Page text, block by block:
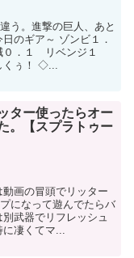
う。進撃の巨人、あと
のギア～ ゾンビ１．
０．１ リベンジ１
くぅ！ ◇...
ター使ったらオー
。【スプラトゥー
画の冒頭でリッター
になって遊んでたらバ
武器でリフレッシュ
に凄くてマ...